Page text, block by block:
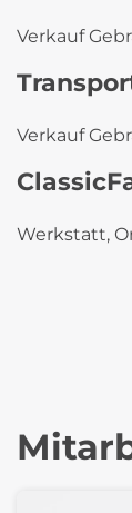
Verkauf
Verkauf
Werkstatt,